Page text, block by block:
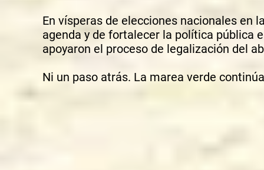
En vísperas de elecciones nacionales en
agenda y de fortalecer la política pública
apoyaron el proceso de legalización del
Ni un paso atrás. La marea verde continúa